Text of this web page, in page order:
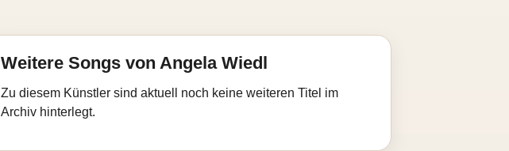
Weitere Songs von Angela Wiedl
Zu diesem Künstler sind aktuell noch keine weiteren Titel im
Archiv hinterlegt.